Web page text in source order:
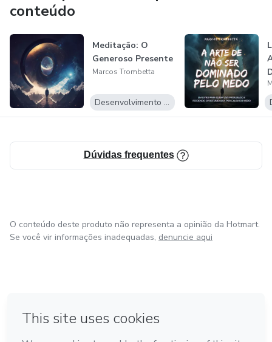
conteúdo
Meditação: O
Generoso Presente
Marcos Trombetta
Desenvolvimento Pessoal
Dúvidas frequentes
O conteúdo deste produto não representa a opinião da Hotmart.
Se você vir informações inadequadas, denuncie aqui